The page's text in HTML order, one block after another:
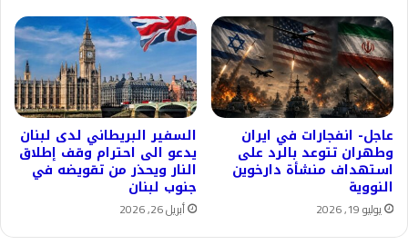
عاجل- انفجارات في ايران
وطهران تتوعد بالرد على
استهداف منشأة دارخوين
النووية
يوليو 19, 2026
السفير البريطاني لدى لبنان
يدعو الى احترام وقف إطلاق
النار ويحذر من تقويضه في
جنوب لبنان
أبريل 26, 2026